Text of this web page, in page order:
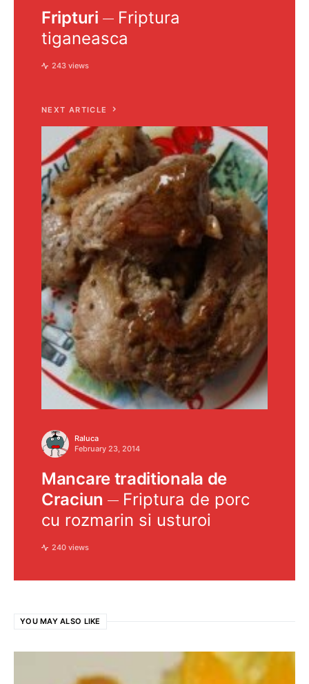
Fripturi
Friptura
tiganeasca
243 views
NEXT ARTICLE
Raluca
February 23, 2014
Mancare traditionala de
Craciun
Friptura de porc
cu rozmarin si usturoi
240 views
YOU MAY ALSO LIKE